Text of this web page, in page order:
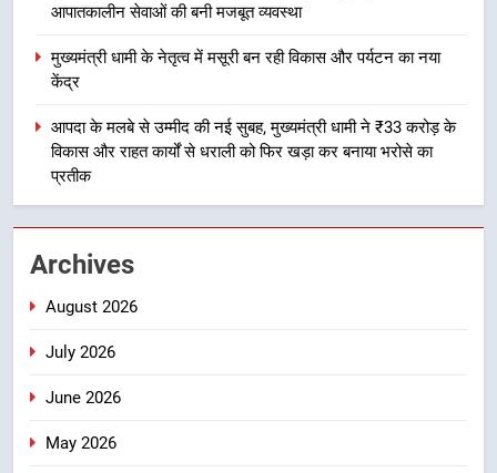
मुख्यमंत्री धामी के कुशल नेतृत्व में कांवड़
सेवाओं की बनी मजबूत व्यवस्था
उत्तराखंड
4
आपातकालीन सेवाओं की बनी मजबूत व्यवस्था
मुख्यमंत्री धामी के नेतृत्व में मसूरी बन रही विकास और पर्यटन का नया
केंद्र
आपदा के मलबे से उम्मीद की नई सुबह, मुख्यमंत्री धामी ने ₹33 करोड़ के
विकास और राहत कार्यों से धराली को फिर खड़ा कर बनाया भरोसे का
प्रतीक
Archives
August 2026
July 2026
June 2026
May 2026